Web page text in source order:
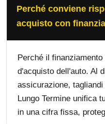
Perché conviene
acquisto con
Perché il
d'acquisto dell'auto. Al
assicurazione,
Lungo Termine unifica
in una cifra fissa,